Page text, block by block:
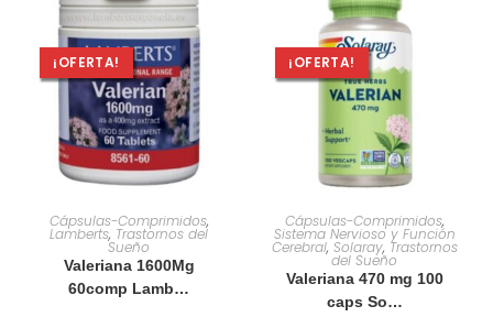
¡OFERTA!
AÑADIR AL CARRITO
Cápsulas-Comprimidos,
Lamberts, Trastornos del
Sueño
Valeriana 1600Mg
60comp Lamb…
¡OFERTA!
AÑADIR AL CARRITO
Cápsulas-Comprimidos,
Sistema Nervioso y Función
Cerebral, Solaray, Trastornos
del Sueño
Valeriana 470 mg 100
caps So…